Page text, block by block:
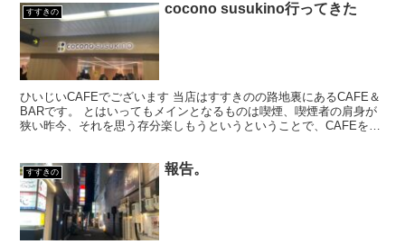
すすきの cocono susukino行ってきた
ひいじいCAFEでございます 当店はすすきのの路地裏にあるCAFE＆
BARです。 とはいってもメインとなるものは喫煙、喫煙者の肩身が
狭い昨今、それを思う存分楽しもうというということで、CAFEを名
すすきの 報告。